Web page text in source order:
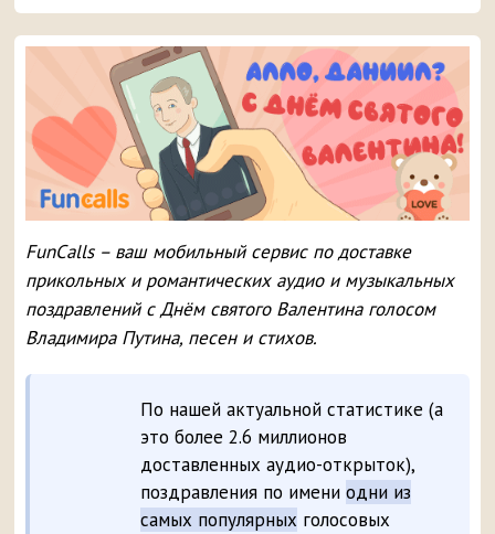
FunCalls – ваш мобильный сервис по доставке
прикольных и романтических аудио и музыкальных
поздравлений с Днём святого Валентина голосом
Владимира Путина, песен и стихов.
По нашей актуальной статистике (а
это более 2.6 миллионов
доставленных аудио-открыток),
поздравления по имениодни из
самых популярных голосовых